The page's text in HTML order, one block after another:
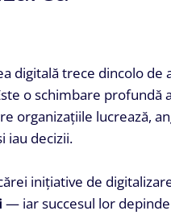
digitală trece dincolo de
o schimbare profundă
organizațiile lucrează,
iau decizii.
inițiative de
— iar succesul lor